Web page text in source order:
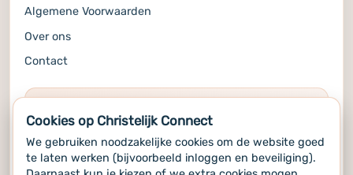
Algemene Voorwaarden
Over ons
Contact
Volg ons op de socials voor alle updates
Cookies op Christelijk Connect
We gebruiken noodzakelijke cookies om de website goed
te laten werken (bijvoorbeeld inloggen en beveiliging).